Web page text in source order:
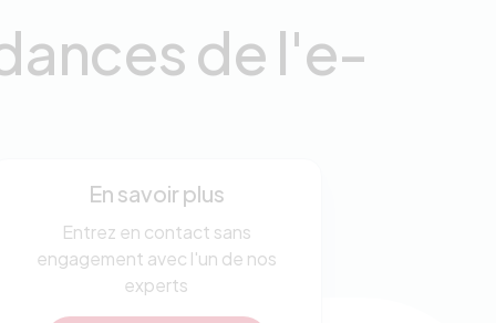
de l'e-
En savoir plus
Entrez en contact sans
engagement avec l'un de nos
experts